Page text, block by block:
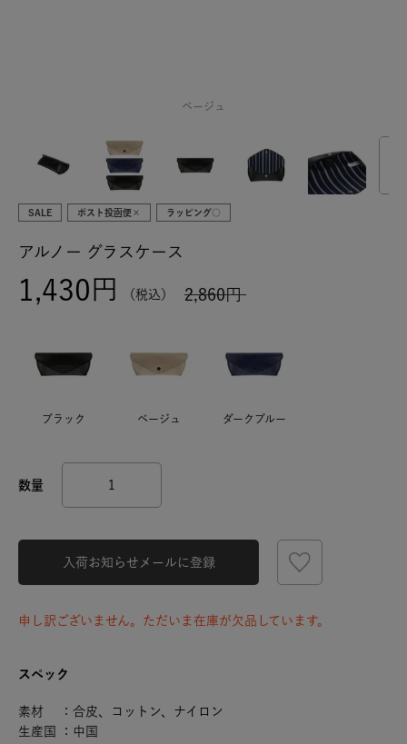
ベージュ
SALE ポスト投函便× ラッピング○
アルノー グラスケース
2,860
1,430 税込
ブラック ベージュ ダークブルー
入荷お知らせメールに登録
申し訳ございません。ただいま在庫が欠品しています。
スペック
素材 ：合皮、コットン、ナイロン
生産国 ：中国